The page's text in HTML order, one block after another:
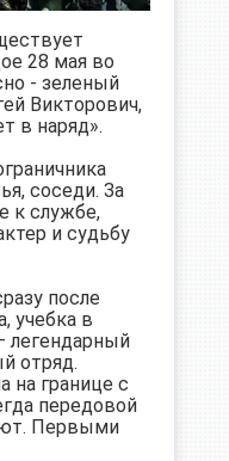
28 мая во
- зеленый
Викторович,
в наряд».
соседи. За
к службе,
и судьбу
после
учебка в
легендарный
отряд.
на границе с
передовой
Первыми